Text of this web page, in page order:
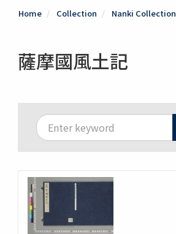
Home Collection Nanki Collection
薩摩國風土記